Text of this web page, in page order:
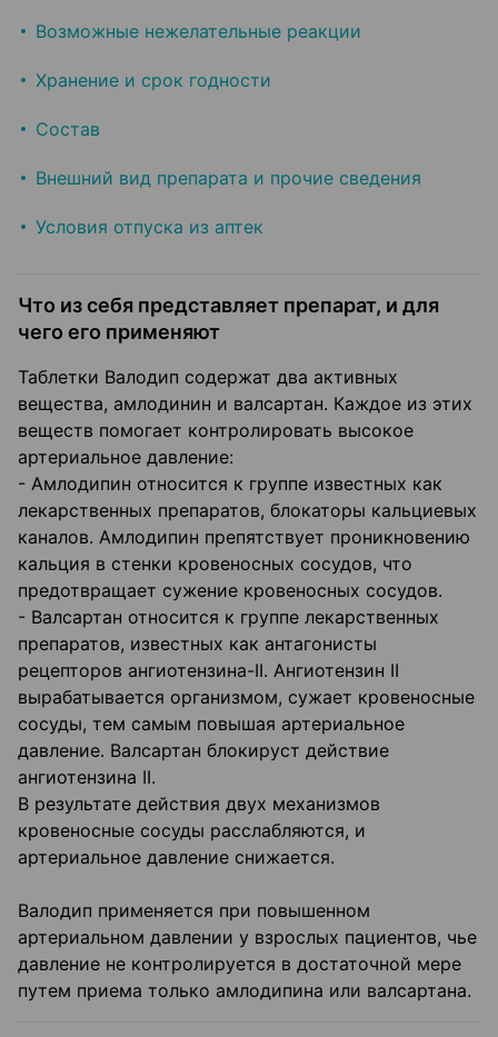
Возможные нежелательные реакции
Хранение и срок годности
Состав
Внешний вид препарата и прочие сведения
Условия отпуска из аптек
Что из себя представляет препарат, и для
чего его применяют
Таблетки Валодип содержат два активных
вещества, амлодинин и валсартан. Каждое из этих
веществ помогает контролировать высокое
артериальное давление:
- Амлодипин относится к группе известных как
лекарственных препаратов, блокаторы кальциевых
каналов. Амлодипин препятствует проникновению
кальция в стенки кровеносных сосудов, что
предотвращает сужение кровеносных сосудов.
- Валсартан относится к группе лекарственных
препаратов, известных как антагонисты
рецепторов ангиотензина-ІІ. Ангиотензин II
вырабатывается организмом, сужает кровеносные
сосуды, тем самым повышая артериальное
давление. Валсартан блокируст действие
ангиотензина II.
В результате действия двух механизмов
кровеносные сосуды расслабляются, и
артериальное давление снижается.
Валодип применяется при повышенном
артериальном давлении у взрослых пациентов, чье
давление не контролируется в достаточной мере
путем приема только амлодипина или валсартана.